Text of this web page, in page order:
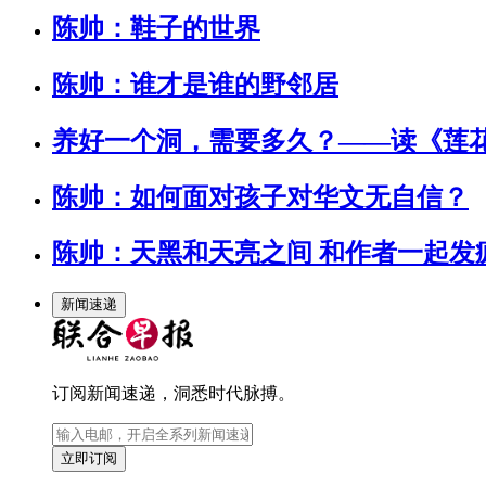
陈帅：鞋子的世界
陈帅：谁才是谁的野邻居
养好一个洞，需要多久？——读《莲
陈帅：如何面对孩子对华文无自信？
陈帅：天黑和天亮之间 和作者一起发
新闻速递
订阅新闻速递，洞悉时代脉搏。
立即订阅